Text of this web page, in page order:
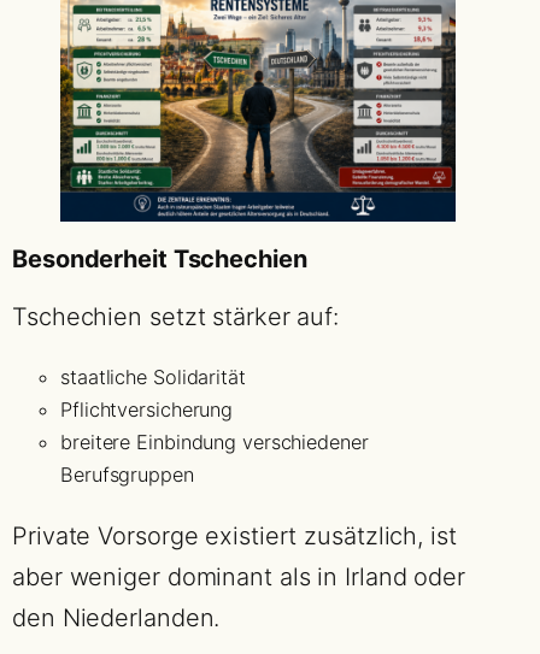
Besonderheit Tschechien
Tschechien setzt stärker auf:
staatliche Solidarität
Pflichtversicherung
breitere Einbindung verschiedener
Berufsgruppen
Private Vorsorge existiert zusätzlich, ist
aber weniger dominant als in Irland oder
den Niederlanden.